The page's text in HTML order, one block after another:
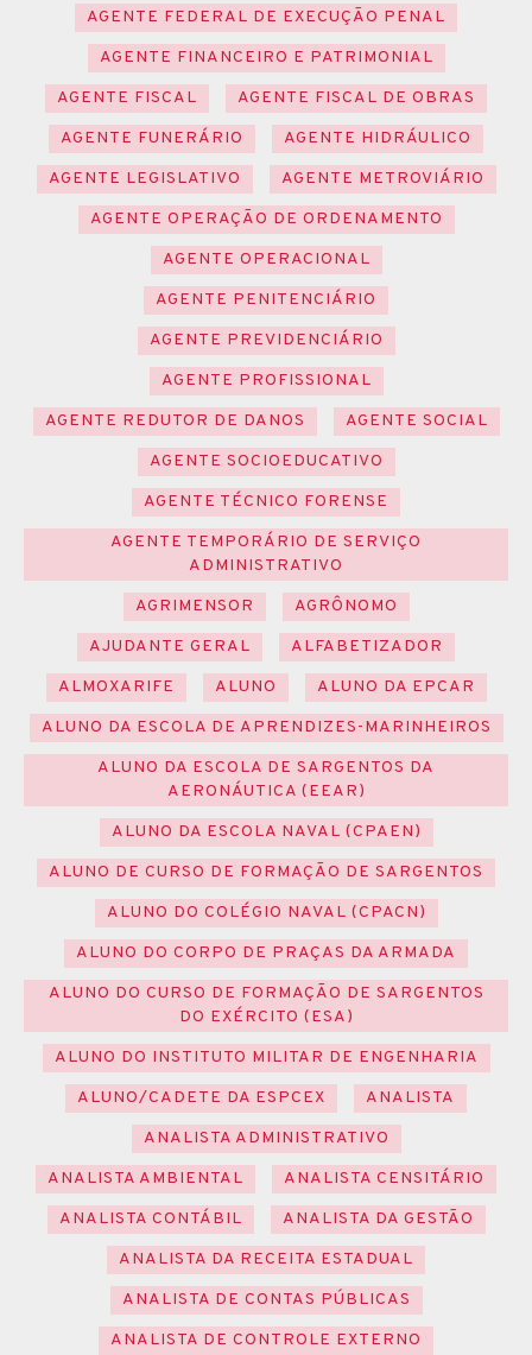
AGENTE FEDERAL DE EXECUÇÃO PENAL
AGENTE FINANCEIRO E PATRIMONIAL
AGENTE FISCAL
AGENTE FISCAL DE OBRAS
AGENTE FUNERÁRIO
AGENTE HIDRÁULICO
AGENTE LEGISLATIVO
AGENTE METROVIÁRIO
AGENTE OPERAÇÃO DE ORDENAMENTO
AGENTE OPERACIONAL
AGENTE PENITENCIÁRIO
AGENTE PREVIDENCIÁRIO
AGENTE PROFISSIONAL
AGENTE REDUTOR DE DANOS
AGENTE SOCIAL
AGENTE SOCIOEDUCATIVO
AGENTE TÉCNICO FORENSE
AGENTE TEMPORÁRIO DE SERVIÇO
ADMINISTRATIVO
AGRIMENSOR
AGRÔNOMO
AJUDANTE GERAL
ALFABETIZADOR
ALMOXARIFE
ALUNO
ALUNO DA EPCAR
ALUNO DA ESCOLA DE APRENDIZES-MARINHEIROS
ALUNO DA ESCOLA DE SARGENTOS DA
AERONÁUTICA (EEAR)
ALUNO DA ESCOLA NAVAL (CPAEN)
ALUNO DE CURSO DE FORMAÇÃO DE SARGENTOS
ALUNO DO COLÉGIO NAVAL (CPACN)
ALUNO DO CORPO DE PRAÇAS DA ARMADA
ALUNO DO CURSO DE FORMAÇÃO DE SARGENTOS
DO EXÉRCITO (ESA)
ALUNO DO INSTITUTO MILITAR DE ENGENHARIA
ALUNO/CADETE DA ESPCEX
ANALISTA
ANALISTA ADMINISTRATIVO
ANALISTA AMBIENTAL
ANALISTA CENSITÁRIO
ANALISTA CONTÁBIL
ANALISTA DA GESTÃO
ANALISTA DA RECEITA ESTADUAL
ANALISTA DE CONTAS PÚBLICAS
ANALISTA DE CONTROLE EXTERNO